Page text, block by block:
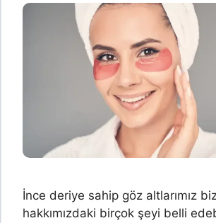
İnce deriye sahip göz altlarımız
hakkımızdaki birçok şeyi belli